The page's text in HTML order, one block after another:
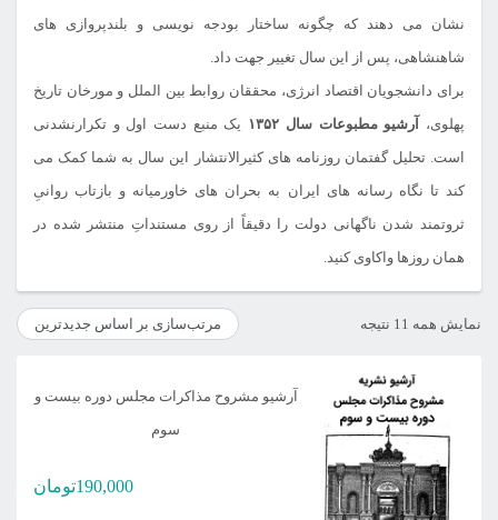
نشان می دهند که چگونه ساختار بودجه نویسی و بلندپروازی های
شاهنشاهی، پس از این سال تغییر جهت داد.
برای دانشجویان اقتصاد انرژی، محققان روابط بین الملل و مورخان تاریخ
پهلوی،
آرشیو مطبوعات سال ۱۳۵۲
یک منبع دست اول و تکرارنشدنی
است. تحلیل گفتمان روزنامه های کثیرالانتشار این سال به شما کمک می
کند تا نگاه رسانه های ایران به بحران های خاورمیانه و بازتاب روانیِ
ثروتمند شدن ناگهانی دولت را دقیقاً از روی مستنداتِ منتشر شده در
همان روزها واکاوی کنید.
نمایش همه 11 نتیجه
اساس
جدیدترین
آرشیو مشروح مذاکرات مجلس دوره بیست و
سوم
190,000تومان